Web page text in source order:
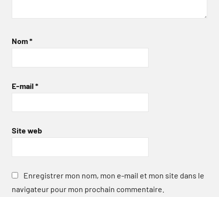
Nom*
E-mail *
Site web
Enregistrer mon nom, mon e-mail et mon site dans le
navigateur pour mon prochain commentaire.